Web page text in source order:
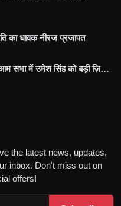
का धावक नीरज प्रजापत
आम सभा में उमेश सिंह को बड़ी ज़ि…
the latest news, updates,
inbox. Don't miss out on
offers!